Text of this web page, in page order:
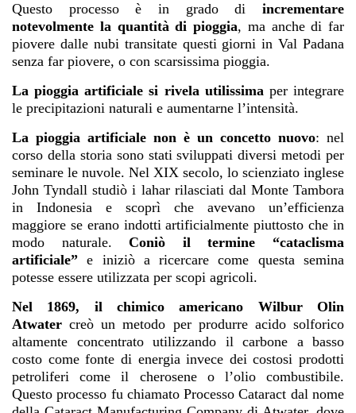
Questo processo è in grado di incrementare
notevolmente la quantità di pioggia, ma anche di far
piovere dalle nubi transitate questi giorni in Val Padana
senza far piovere, o con scarsissima pioggia.
La pioggia artificiale si rivela utilissima per integrare
le precipitazioni naturali e aumentarne l’intensità.
La pioggia artificiale non è un concetto nuovo: nel
corso della storia sono stati sviluppati diversi metodi per
seminare le nuvole. Nel XIX secolo, lo scienziato inglese
John Tyndall studiò i lahar rilasciati dal Monte Tambora
in Indonesia e scoprì che avevano un’efficienza
maggiore se erano indotti artificialmente piuttosto che in
modo naturale.Coniò il termine “cataclisma
artificiale” e iniziò a ricercare come questa semina
potesse essere utilizzata per scopi agricoli.
Nel 1869, il chimico americano Wilbur Olin
Atwater creò un metodo per produrre acido solforico
altamente concentrato utilizzando il carbone a basso
costo come fonte di energia invece dei costosi prodotti
petroliferi come il cherosene o l’olio combustibile.
Questo processo fu chiamato Processo Cataract dal nome